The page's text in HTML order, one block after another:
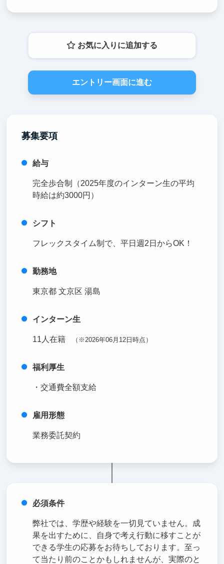
お気に入りに追加する
エントリー画面に進む
募集要項
給与
完全歩合制（2025年度のインターン生の平均
時給は約3000円）
シフト
フレックスタイム制で、平日週2日からOK！
勤務地
東京都 文京区 湯島
インターン生
11人在籍 （※2026年06月12日時点）
福利厚生
・交通費全額支給
雇用形態
業務委託契約
必須条件
弊社では、学歴や経験を一切見ていません。成
果を出すために、自身で考え行動に移すことが
できる学生の応募をお待ちしております。至っ
て当たり前のことかもしれませんが、実際のと